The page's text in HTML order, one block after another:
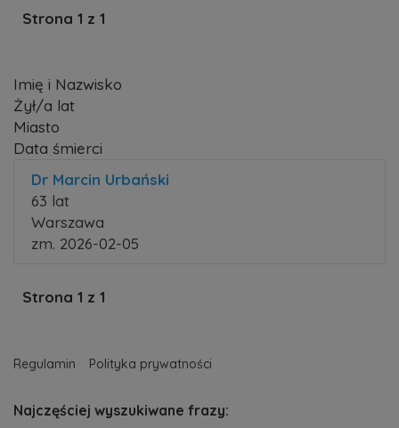
Strona 1 z 1
Imię i Nazwisko
Żył/a lat
Miasto
Data śmierci
Dr Marcin Urbański
63 lat
Warszawa
zm. 2026-02-05
Strona 1 z 1
Regulamin Polityka prywatności
Najczęściej wyszukiwane frazy: